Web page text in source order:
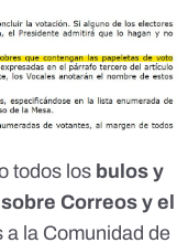
todos los bulos y
Correos y el
a la Comunidad de